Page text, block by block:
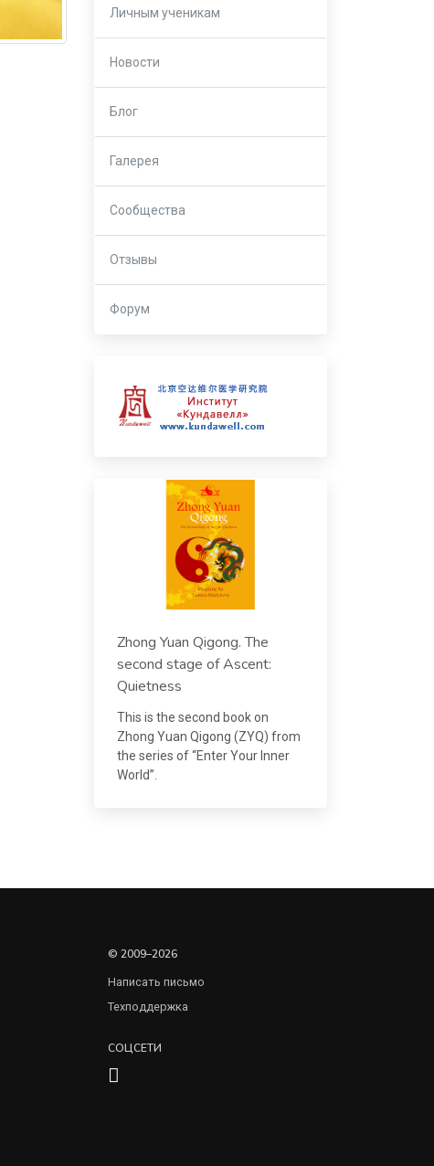
Личным ученикам
Новости
Блог
Галерея
Сообщества
Отзывы
Форум
Zhong Yuan Qigong. The
second stage of Ascent:
Quietness
This is the second book on
Zhong Yuan Qigong (ZYQ) from
the series of “Enter Your Inner
World”.
© 2009–2026
Написать письмо
Техподдержка
СОЦСЕТИ